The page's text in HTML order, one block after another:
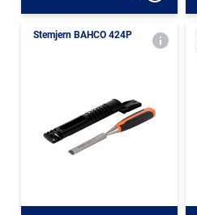
Stemjern BAHCO 424P